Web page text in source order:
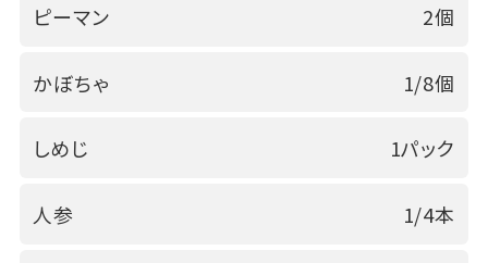
ピーマン 2個
かぼちゃ 1/8個
しめじ 1パック
人参 1/4本